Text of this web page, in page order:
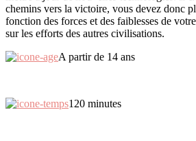
chemins vers la victoire, vous devez donc
fonction des forces et des faiblesses de
sur les efforts des autres civilisations.
A partir de 14 ans
120 minutes